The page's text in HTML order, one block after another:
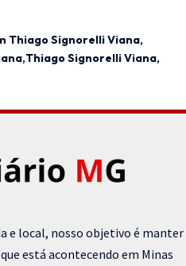
Thiago Signorelli Viana
Thiago Signorelli Viana
e local, nosso objetivo é manter
está acontecendo em Minas